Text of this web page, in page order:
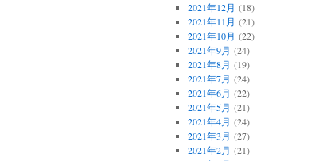
2021年12月 (18)
2021年11月 (21)
2021年10月 (22)
2021年9月 (24)
2021年8月 (19)
2021年7月 (24)
2021年6月 (22)
2021年5月 (21)
2021年4月 (24)
2021年3月 (27)
2021年2月 (21)